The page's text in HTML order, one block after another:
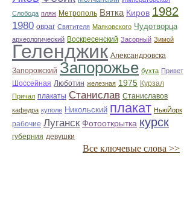
Слобода пляж Метрополь Вятка Киров 1982
1980 овраг Святителя Маяковского Чудотворца
археологический Воскресенский Засорный Зимой
Геленджик Александровска
Запорожский Запорожье бухта Привет
Шоссейная Люботин железная 1975 Курзал
Причал плакаты Станислав Станиславов
кафедра куполе Никольский плакат НьюЙорк
рабочие Луганск Фотооткрытка курск
губерния девушки
Все ключевые слова >>